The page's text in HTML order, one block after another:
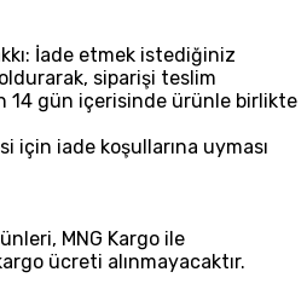
İade etmek istediğiniz
siparişi teslim
14 gün içerisinde ürünle birlikte
için iade koşullarına uyması
MNG Kargo ile
ücreti alınmayacaktır.